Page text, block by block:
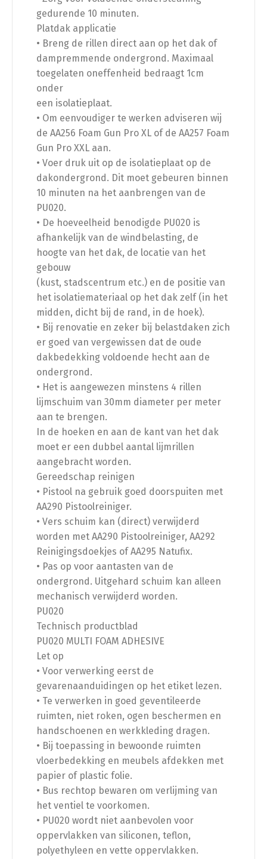
gedurende 10 minuten.
Platdak applicatie
• Breng de rillen direct aan op het dak of
dampremmende ondergrond. Maximaal
toegelaten oneffenheid bedraagt 1cm
onder
een isolatieplaat.
• Om eenvoudiger te werken adviseren wij
de AA256 Foam Gun Pro XL of de AA257 Foam
Gun Pro XXL aan.
• Voer druk uit op de isolatieplaat op de
dakondergrond. Dit moet gebeuren binnen
10 minuten na het aanbrengen van de
PU020.
• De hoeveelheid benodigde PU020 is
afhankelijk van de windbelasting, de
hoogte van het dak, de locatie van het
gebouw
(kust, stadscentrum etc.) en de positie van
het isolatiemateriaal op het dak zelf (in het
midden, dicht bij de rand, in de hoek).
• Bij renovatie en zeker bij belastdaken zich
er goed van vergewissen dat de oude
dakbedekking voldoende hecht aan de
ondergrond.
• Het is aangewezen minstens 4 rillen
lijmschuim van 30mm diameter per meter
aan te brengen.
In de hoeken en aan de kant van het dak
moet er een dubbel aantal lijmrillen
aangebracht worden.
Gereedschap reinigen
• Pistool na gebruik goed doorspuiten met
AA290 Pistoolreiniger.
• Vers schuim kan (direct) verwijderd
worden met AA290 Pistoolreiniger, AA292
Reinigingsdoekjes of AA295 Natufix.
• Pas op voor aantasten van de
ondergrond. Uitgehard schuim kan alleen
mechanisch verwijderd worden.
PU020
Technisch productblad
PU020 MULTI FOAM ADHESIVE
Let op
• Voor verwerking eerst de
gevarenaanduidingen op het etiket lezen.
• Te verwerken in goed geventileerde
ruimten, niet roken, ogen beschermen en
handschoenen en werkkleding dragen.
• Bij toepassing in bewoonde ruimten
vloerbedekking en meubels afdekken met
papier of plastic folie.
• Bus rechtop bewaren om verlijming van
het ventiel te voorkomen.
• PU020 wordt niet aanbevolen voor
oppervlakken van siliconen, teflon,
polyethyleen en vette oppervlakken.